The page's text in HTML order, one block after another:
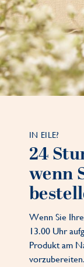
IN EILE?
24
wenn
Wenn Sie
13.00 Uhr
Produkt am
vorzubereiten.